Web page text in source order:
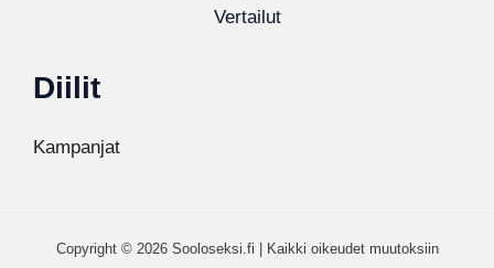
Vertailut
Diilit
Kampanjat
Copyright © 2026 Sooloseksi.fi | Kaikki oikeudet muutoksiin